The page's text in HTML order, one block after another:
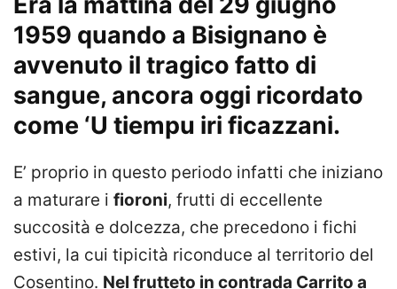
1959 quando a Bisignano è
avvenuto il tragico fatto di
sangue, ancora oggi ricordato
come ‘U tiempu iri ficazzani.
E’ proprio in questo periodo infatti che iniziano
a maturare i fioroni, frutti di eccellente
succosità e dolcezza, che precedono i fichi
estivi, la cui tipicità riconduce al territorio del
Cosentino. Nel frutteto in contrada Carrito a